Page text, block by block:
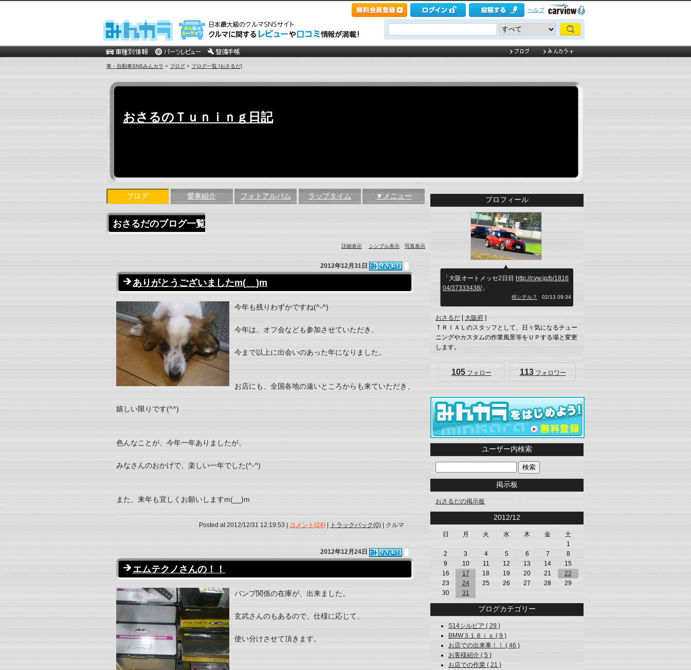
ヘルプ
車・自動車SNSみんカラ > ブログ > ブログ一覧 [おさるだ]
おさるのＴｕｎｉｎｇ日記
ブログ 愛車紹介 フォトアルバム ラップタイム ▼メニュー
おさるだのブログ一覧
詳細表示 シンプル表示 写真表示
2012年12月31日
ありがとうございましたm(__)m
今年も残りわずかですね(^-^)
今年は、オフ会なども参加させていただき、
今まで以上に出会いのあった年になりました。
お店にも、全国各地の遠いところからも来ていただき、
嬉しい限りです(^^)
色んなことが、今年一年ありましたが、
みなさんのおかげで、楽しい一年でした(^-^)
また、来年も宜しくお願いしますm(__)m
Posted at 2012/12/31 12:19:53 | コメント(24) トラックバック(0) | クルマ
2012年12月24日
エムテクノさんの！！
バンプ関係の在庫が、出来ました。
玄武さんのもあるので、仕様に応じて、
使い分けさせて頂きます。
プロフィール
「大阪オートメッセ2日目 http://cvw.jp/b/1816
04/37333438/」
何シテル？ 02/13 09:34
おさるだ [大阪府 ]
ＴＲＩＡＬのスタッフとして、日々気になるチュー
ニングやカスタムの作業風景等をＵＰする場と変更
します。
105フォロー 113フォロワー
ユーザー内検索
掲示板
おさるだの掲示板
2012/12
日 月 火 水 木 金
土
1
2
3 4 5 6 7
8
9
10 11 12 13 14
15
16
17 18 19 20 21
22
23
24 25 26 27 28
29
30
31
ブログカテゴリー
S14シルビア ( 29 )
BMW３１８ｉｓ ( 9 )
お店での出来事！！ ( 46 )
お客様紹介 ( 5 )
お店での作業 ( 21 )